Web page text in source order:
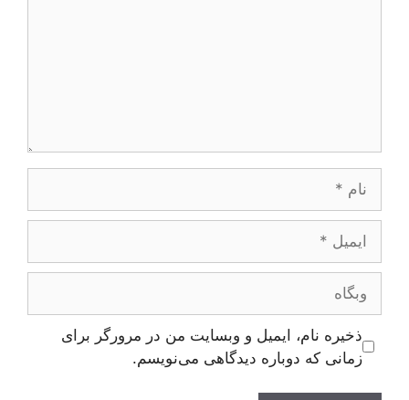
وبگاه
ذخیره نام، ایمیل و وبسایت من در مرورگر برای
زمانی که دوباره دیدگاهی می‌نویسم.